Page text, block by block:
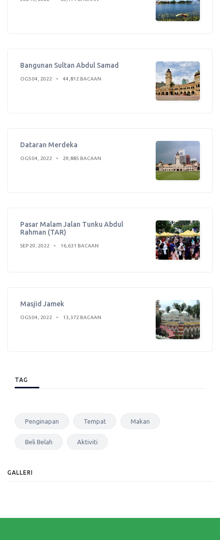
Bangunan Sultan Abdul Samad
OGS 04, 2022 44,812 BACAAN
Dataran Merdeka
OGS 04, 2022 29,885 BACAAN
Pasar Malam Jalan Tunku Abdul
Rahman (TAR)
SEP 29, 2022 16,631 BACAAN
Masjid Jamek
OGS 04, 2022 13,372 BACAAN
TAG
Penginapan Tempat Makan
Beli Belah Aktiviti
GALLERI